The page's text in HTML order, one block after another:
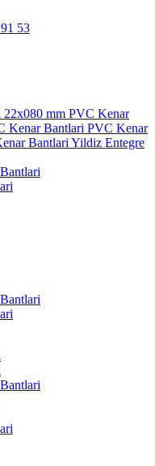
53
22x080 mm PVC Kenar
Kenar Bantlari PVC Kenar
Bantlari Yildiz Entegre